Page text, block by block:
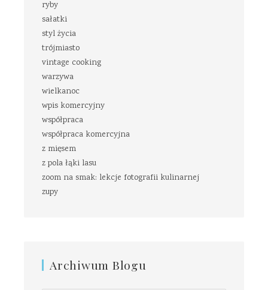
ryby
sałatki
styl życia
trójmiasto
vintage cooking
warzywa
wielkanoc
wpis komercyjny
współpraca
współpraca komercyjna
z mięsem
z pola łąki lasu
zoom na smak: lekcje fotografii kulinarnej
zupy
Archiwum Blogu